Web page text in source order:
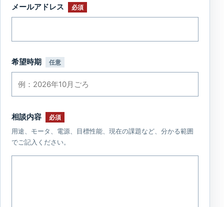
メールアドレス 必須
希望時期 任意
相談内容
必須
用途、モータ、電源、目標性能、現在の課題など、分かる範囲
でご記入ください。